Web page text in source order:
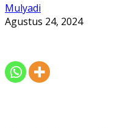
Mulyadi
Agustus 24, 2024